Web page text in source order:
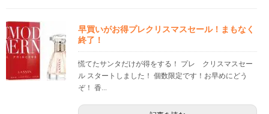
早買いがお得プレクリスマスセール！まもなく
終了！
慌てたサンタだけが得をする！ プレ クリスマスセー
ル スタートしました！ 個数限定です！お早めにどう
ぞ！ 香...